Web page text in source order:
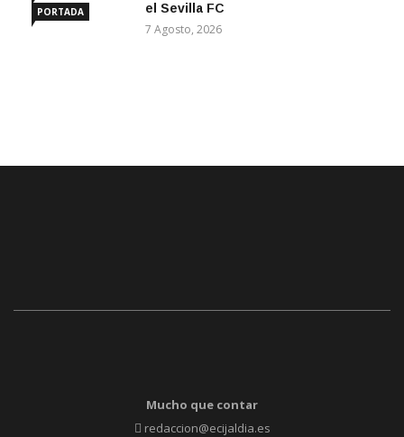
PORTADA
el Sevilla FC
7 Agosto, 2026
Mucho que contar
redaccion@ecijaldia.es